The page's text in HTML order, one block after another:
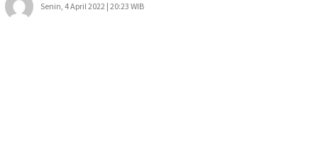
Senin, 4 April 2022 | 20:23 WIB